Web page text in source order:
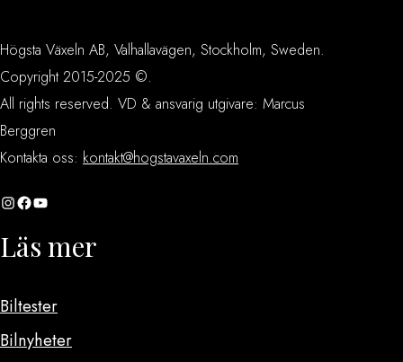
Högsta Växeln AB, Valhallavägen, Stockholm, Sweden.
Copyright 2015-2025 ©.
All rights reserved. VD & ansvarig utgivare: Marcus
Berggren
Kontakta oss: kontakt@hogstavaxeln.com
InstagramFacebook YouTube
Läs mer
Biltester
Bilnyheter